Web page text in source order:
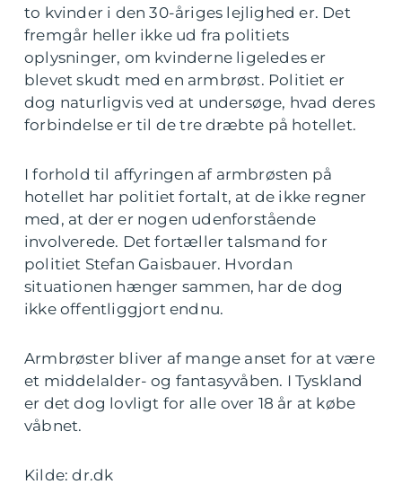
to kvinder i den 30-åriges lejlighed er. Det
fremgår heller ikke ud fra politiets
oplysninger, om kvinderne ligeledes er
blevet skudt med en armbrøst. Politiet er
dog naturligvis ved at undersøge, hvad deres
forbindelse er til de tre dræbte på hotellet.
I forhold til affyringen af armbrøsten på
hotellet har politiet fortalt, at de ikke regner
med, at der er nogen udenforstående
involverede. Det fortæller talsmand for
politiet Stefan Gaisbauer. Hvordan
situationen hænger sammen, har de dog
ikke offentliggjort endnu.
Armbrøster bliver af mange anset for at være
et middelalder- og fantasyvåben. I Tyskland
er det dog lovligt for alle over 18 år at købe
våbnet.
Kilde: dr.dk